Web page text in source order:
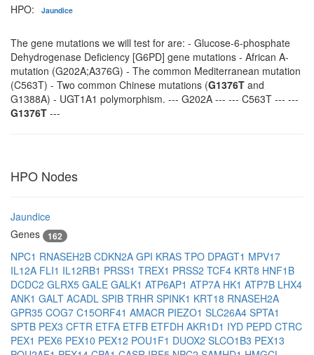
HPO: Jaundice
The gene mutations we will test for are: - Glucose-6-phosphate
Dehydrogenase Deficiency [G6PD] gene mutations - African A-
mutation (G202A;A376G) - The common Mediterranean mutation
(C563T) - Two common Chinese mutations (G1376T and
G1388A) - UGT1A1 polymorphism. --- G202A --- --- C563T --- ---
G1376T ---
HPO Nodes
Jaundice
Genes
162
NPC1 RNASEH2B CDKN2A GPI KRAS TPO DPAGT1 MPV17
IL12A FLI1 IL12RB1 PRSS1 TREX1 PRSS2 TCF4 KRT8 HNF1B
DCDC2 GLRX5 GALE GALK1 ATP6AP1 ATP7A HK1 ATP7B LHX4
ANK1 GALT ACADL SPIB TRHR SPINK1 KRT18 RNASEH2A
GPR35 COG7 C15ORF41 AMACR PIEZO1 SLC26A4 SPTA1
SPTB PEX3 CFTR ETFA ETFB ETFDH AKR1D1 IYD PEPD CTRC
PEX1 PEX6 PEX10 PEX12 POU1F1 DUOX2 SLCO1B3 PEX13